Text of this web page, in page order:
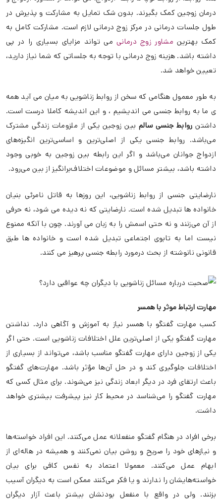
درمان زوجین کمک بگیرند. بدون شک تمایل به مشارکت و پذیرش در
طول جلسات درمانی در مرکز زوج درمانی لازم است. مشارکت کامل به
کمک بهترین مشاور زوج درمانیمی تواند مزایای بسیاری را در پی
داشته باشد. هزینه زوج درمانی با توجه به جلساتی که شما نیاز دارید،
تعیین خواهد شد.
به طور معمول هنگامی که سخن از روابط زناشویی به میان می آید همه
ی ما به روابط جنسی می اندیشیم ، و این اندیشه کاملا درست است.
داشتن روابط جنسی سالمبین زوجین یکی از ملزومات زندگی مشترک
می‌باشد. روابط جنسی یکی از اصلی‌ترین و اساسی‌ترین انگیزه‌های
ازدواج جوانان می‌باشد و اگر این رابطه بین زوجین به خوبی وجود
داشته باشد، بیشتر مسائل و موضوعات اختلاف‌برانگیز از بین می‌رود.
نارضایتی جنسی از روابط زناشویی، این روزها به قاتل نامرئی بنیان
خانواده ها تبدیل شده است. نارضایتی‌ که نه دیده می شود، نه حرفی
از آن می‌زنند و نه حتی اسمش را به زبان می آورند. چون با آنکه ممنوع
نیست اما به تابوی اجتماعی تبدیل شده است و خانواده ها طبق
قانونی نانوشته از بحث درمورد رابطه جنسی پرهیز می کنند.
مهارت ارتباط موثر با همسر
کسب مهارت گفتگو با همسر نیاز به آموزش و آگاهی دارد. نداشتن
مهارت گفتگو یکی از اصلی‌ترین علل اختلافات زناشویی است. حتی اگر
یکی از زوجین دارای مهارت گفتگو مناسب باشد، می‌تواند از بسیاری از
اختلافات جلوگیری کند و در حل آن‌ها مؤثر باشد. مهارت‌های گفتگو
باعث ارتقای فرد در دیگر ابعاد زندگی نیز می‌شوند. برای مثال کسی که
مهارت گفتگو را می‌شناسد در محیط کار نیز پیشرفت بیشتری خواهد
داشت.
برخی افراد در هنگام گفتگو منفعلانه عمل می‌کنند. این افراد خواسته‌ها
و نیازهای خود را صریح و روشن بیان نمی‌کنند و همیشه در هاله‌ای از
ابهام عمل می‌کنند. معمولا اعتماد به نفس کافی برای بیان
خواسته‌هایشان را ندارند و یا فکر می‌کنند ممکن است به دیگران آسیب
بزنند. ولی در واقع با منفعل بودنشان بیشتر باعث آزار دیگران